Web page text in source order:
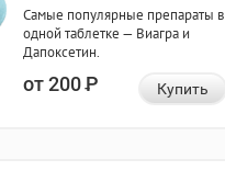
Самые популярные препараты в
одной таблетке — Виагра и
Дапоксетин.
от 200Р Купить